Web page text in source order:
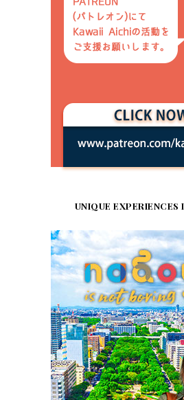
UNIQUE EXPERIENCES